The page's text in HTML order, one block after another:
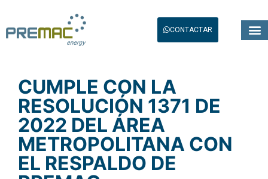
CONTACTAR
CUMPLE CON LA
RESOLUCIÓN 1371 DE
2022 DEL ÁREA
METROPOLITANA CON
EL RESPALDO DE